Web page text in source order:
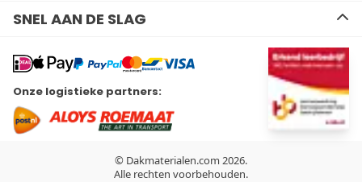
Disclaimer
LinkedinFacebookYoutubeInstagram
Zakelijk bestellen
Verzenden en retourneren
Betalen
SNEL AAN DE SLAG
Resitrix dakbedekking
Hertalan dakbedekking
Bitumen dakbedekking
Kunststof dakbedekking
Plat dak Isolatie
Gereedschap
Onze logistieke partners:
© Dakmaterialen.com 2026.
Alle rechten voorbehouden.